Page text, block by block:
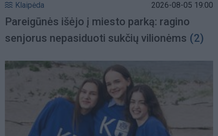
Klaipėda 2026-08-05 19:00
Pareigūnės išėjo į miesto parką: ragino
senjorus nepasiduoti sukčių vilionėms (2)